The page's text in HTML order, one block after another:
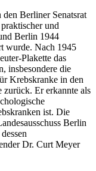
Berliner Senatsrat
und
Berlin 1944
wurde. Nach 1945
Plakette das
insbesondere die
Krebskranke in den
zurück. Er erkannte als
ist. Die
Berlin
Dr. Curt Meyer